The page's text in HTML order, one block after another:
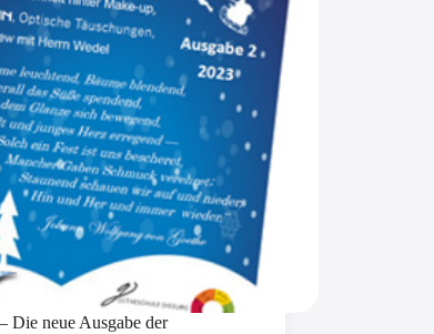
Die neue Ausgabe der